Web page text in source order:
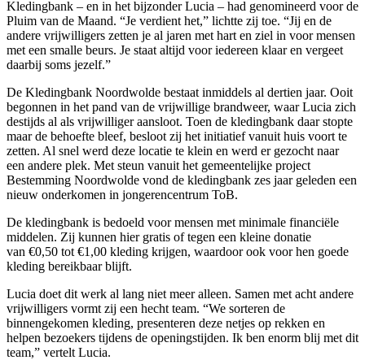
Kledingbank – en in het bijzonder Lucia – had genomineerd voor de
Pluim van de Maand. “Je verdient het,” lichtte zij toe. “Jij en de
andere vrijwilligers zetten je al jaren met hart en ziel in voor mensen
met een smalle beurs. Je staat altijd voor iedereen klaar en vergeet
daarbij soms jezelf.”
De Kledingbank Noordwolde bestaat inmiddels al dertien jaar. Ooit
begonnen in het pand van de vrijwillige brandweer, waar Lucia zich
destijds al als vrijwilliger aansloot. Toen de kledingbank daar stopte
maar de behoefte bleef, besloot zij het initiatief vanuit huis voort te
zetten. Al snel werd deze locatie te klein en werd er gezocht naar
een andere plek. Met steun vanuit het gemeentelijke project
Bestemming Noordwolde vond de kledingbank zes jaar geleden een
nieuw onderkomen in jongerencentrum ToB.
De kledingbank is bedoeld voor mensen met minimale financiële
middelen. Zij kunnen hier gratis of tegen een kleine donatie
van €0,50 tot €1,00 kleding krijgen, waardoor ook voor hen goede
kleding bereikbaar blijft.
Lucia doet dit werk al lang niet meer alleen. Samen met acht andere
vrijwilligers vormt zij een hecht team. “We sorteren de
binnengekomen kleding, presenteren deze netjes op rekken en
helpen bezoekers tijdens de openingstijden. Ik ben enorm blij met dit
team,” vertelt Lucia.